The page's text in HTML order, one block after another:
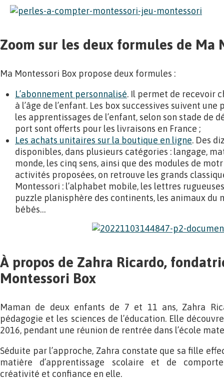
Zoom sur les deux formules de Ma
Ma Montessori Box propose deux formules :
L’abonnement personnalisé. Il permet de recevoir
à l’âge de l’enfant. Les box successives suivent
les apprentissages de l’enfant, selon son stade de
port sont offerts pour les livraisons en France ;
Les achats unitaires sur la boutique en ligne. Des
disponibles, dans plusieurs catégories : langage,
monde, les cinq sens, ainsi que des modules de
activités proposées, on retrouve les grands
Montessori : l’alphabet mobile, les lettres
puzzle planisphère des continents, les animaux du
bébés…
À propos de Zahra Ricardo,
Montessori Box
Maman de deux enfants de 7 et 11 ans, Zahra
pédagogie et les sciences de l’éducation. Elle
2016, pendant une réunion de rentrée dans l’école
Séduite par l’approche, Zahra constate que sa fille
matière d’apprentissage scolaire et de
créativité et confiance en elle.